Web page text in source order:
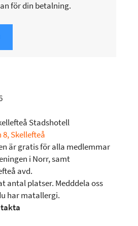
för din betalning.
Stadshotell
Skellefteå
är gratis för alla medlemmar
i Norr, samt
avd.
antal platser. Medddela oss
har matallergi.